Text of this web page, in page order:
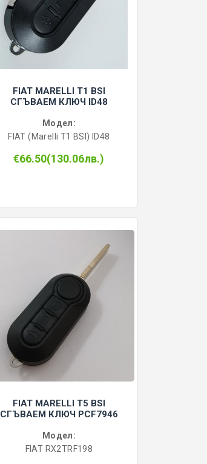
FIAT MARELLI T1 BSI
СГЪВАЕМ КЛЮЧ ID48
Модел:
FIAT (Marelli T1 BSI) ID48
€66.50(130.06лв.)
FIAT MARELLI T5 BSI
СГЪВАЕМ КЛЮЧ PCF7946
Модел:
FIAT RX2TRF198